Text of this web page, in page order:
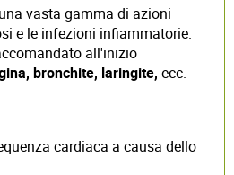
vasta gamma di azioni
e le infezioni infiammatorie.
all'inizio
bronchite, laringite, ecc.
cardiaca a causa dello